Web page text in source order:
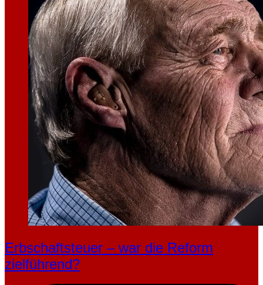
Erbschaftsteuer – war die Reform
zielführend?